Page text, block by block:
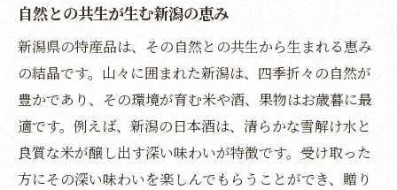
お歳暮に最適新潟の特産品とその選び方
新潟の特産品が持つ贈り物としての魅力
選び方に悩んだらこれ！お歳暮に最適な特
産品
新潟の特産品で感謝を伝える贈り物選び
贈る相手に合わせた特産品の選び方
自然との共生が生む新潟の恵み
新潟県の特産品は、その自然との共生から生まれる恵み
の結晶です。山々に囲まれた新潟は、四季折々の自然が
豊かであり、その環境が育む米や酒、果物はお歳暮に最
適です。例えば、新潟の日本酒は、清らかな雪解け水と
良質な米が醸し出す深い味わいが特徴です。受け取った
方にその深い味わいを楽しんでもらうことができ、贈り